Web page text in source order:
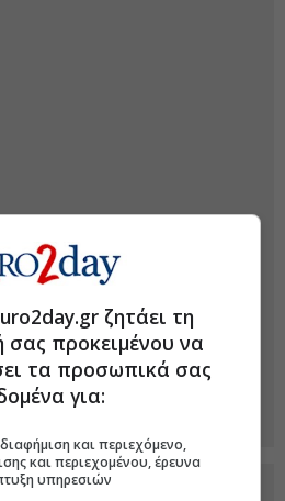
στο Discover
ζητάει τη
σας προκειμένου να
τα προσωπικά σας
για:
και περιεχόμενο,
και περιεχομένου, έρευνα
υπηρεσιών